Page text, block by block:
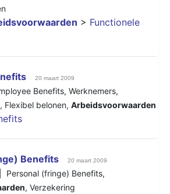
> Functionele
20 maart 2009
Benefits, Werknemers,
, Flexibel belonen, Arbeidsvoorwaarden
Benefits 20 maart 2009
Personal (fringe) Benefits,
, Verzekering